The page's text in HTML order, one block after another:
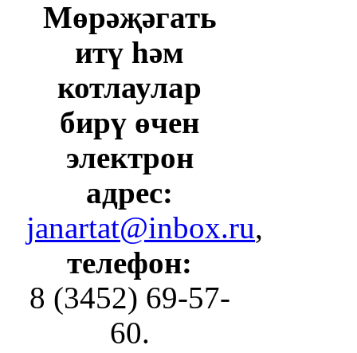
Мөрәҗәгать
итү һәм
котлаулар
бирү өчен
электрон
адрес:
janartat@inbox.ru,
телефон:
8 (3452) 69-57-
60.